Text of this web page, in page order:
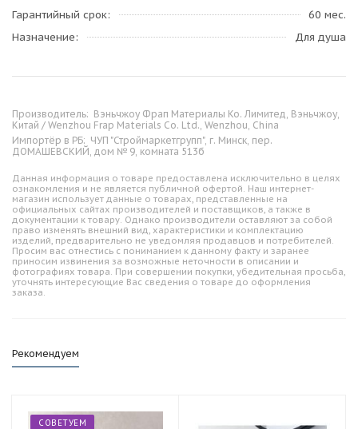
Гарантийный срок
60 мес.
Назначение
Для душа
Производитель: Вэньчжоу Фрап Материалы Ко. Лимитед, Вэньчжоу,
Китай / Wenzhou Frap Materials Co. Ltd., Wenzhou, China
Импортёр в РБ: ЧУП "Строймаркетгрупп", г. Минск, пер.
ДОМАШЕВСКИЙ, дом № 9, комната 513б
Данная информация о товаре предоставлена исключительно в целях
ознакомления и не является публичной офертой. Наш интернет-
магазин использует данные о товарах, представленные на
официальных сайтах производителей и поставщиков, а также в
документации к товару. Однако производители оставляют за собой
право изменять внешний вид, характеристики и комплектацию
изделий, предварительно не уведомляя продавцов и потребителей.
Просим вас отнестись с пониманием к данному факту и заранее
приносим извинения за возможные неточности в описании и
фотографиях товара. При совершении покупки, убедительная просьба,
уточнять интересующие Вас сведения о товаре до оформления
заказа.
Рекомендуем
СОВЕТУЕМ